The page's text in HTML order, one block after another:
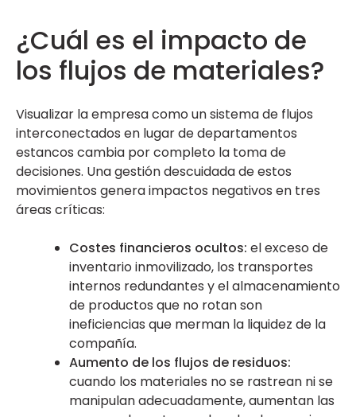
¿Cuál es el impacto de
los flujos de materiales?
Visualizar la empresa como un sistema de flujos
interconectados en lugar de departamentos
estancos cambia por completo la toma de
decisiones. Una gestión descuidada de estos
movimientos genera impactos negativos en tres
áreas críticas:
Costes financieros ocultos: el exceso de
inventario inmovilizado, los transportes
internos redundantes y el almacenamiento
de productos que no rotan son
ineficiencias que merman la liquidez de la
compañía.
Aumento de los flujos de residuos:
cuando los materiales no se rastrean ni se
manipulan adecuadamente, aumentan las